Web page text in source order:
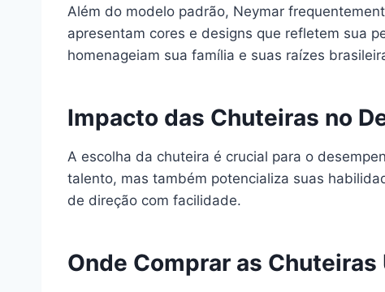
Além do modelo padrão, Neymar
apresentam cores e designs que refletem sua
homenageiam sua família e suas raízes
Impacto das Chuteiras no
A escolha da chuteira é crucial para o
talento, mas também potencializa suas
de direção com facilidade.
Onde Comprar as